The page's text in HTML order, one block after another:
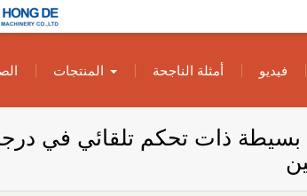
المنتجات أمثلة الناجحة فيديو
ذات تحكم تلقائي في درجة